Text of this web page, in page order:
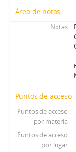
Área de notas
Notas
Puntos de acceso
Puntos de acceso
por materia
Puntos de acceso
por lugar